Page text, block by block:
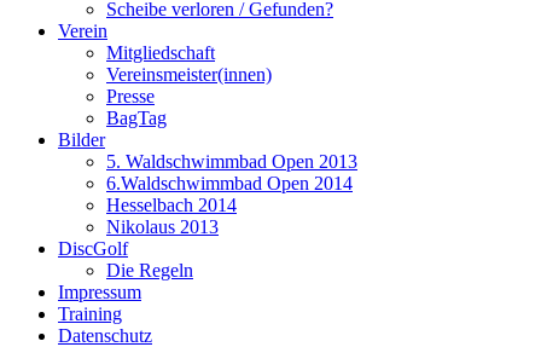
Scheibe verloren / Gefunden?
Verein
Mitgliedschaft
Vereinsmeister(innen)
Presse
BagTag
Bilder
5. Waldschwimmbad Open 2013
6.Waldschwimmbad Open 2014
Hesselbach 2014
Nikolaus 2013
DiscGolf
Die Regeln
Impressum
Training
Datenschutz